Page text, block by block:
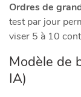
Ordres de
test par jour
viser 5 à 10
Modèle de
IA)